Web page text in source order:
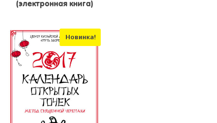
(электронная книга)
Новинка!